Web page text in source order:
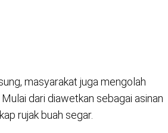
masyarakat juga mengolah
dari diawetkan sebagai asinan
rujak buah segar.